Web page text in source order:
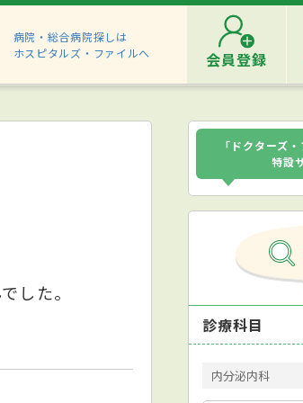
病院・総合病院探しは
ホスピタルズ・ファイルへ
会員登録
した。
「ドクターズ
特設
診療科目
内分泌内科